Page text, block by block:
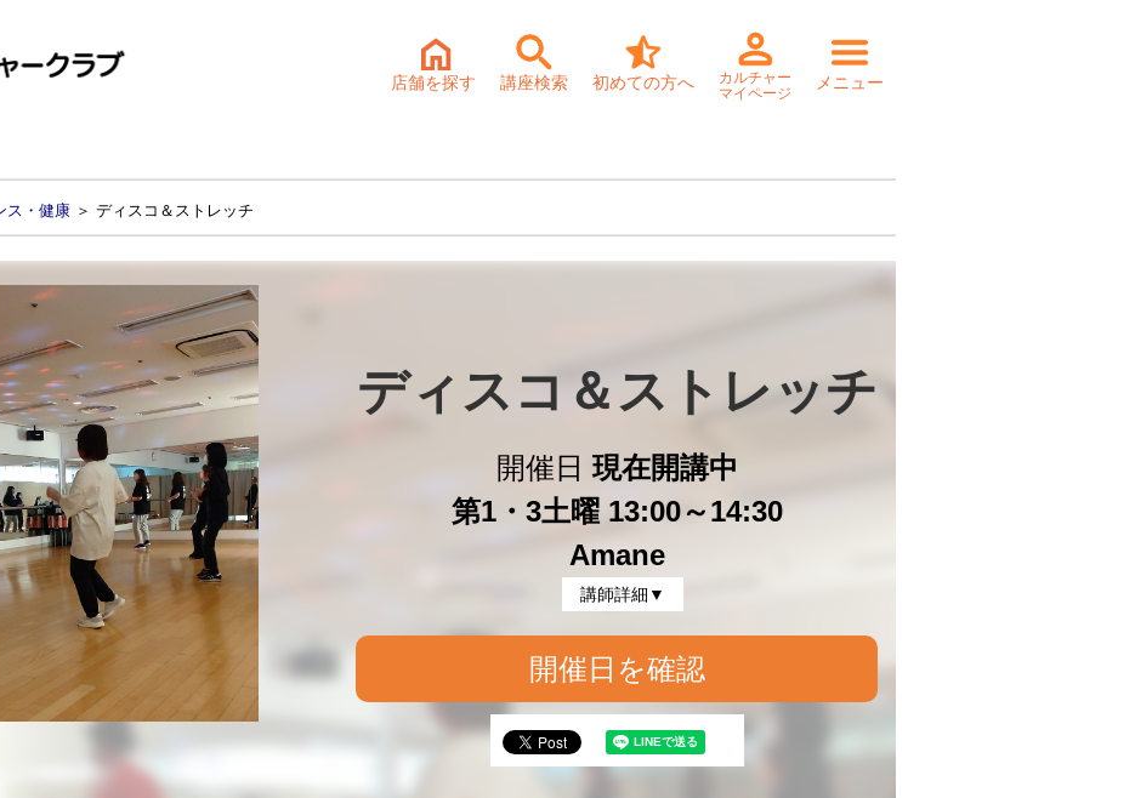
店舗を探す 講座検索 初めての方へ
カルチャー
マイページ
メニュー
ス・健康 ＞ ディスコ＆ストレッチ
ディスコ＆ストレッチ
開催日 現在開講中
第1・3土曜 13:00～14:30
Amane
講師詳細▼
開催日を確認